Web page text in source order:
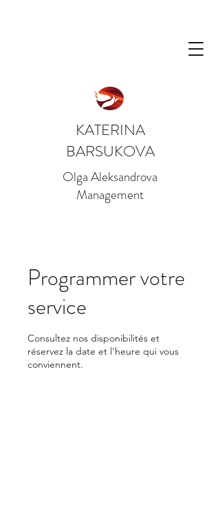
KATERINA
BARSUKOVA
Olga Aleksandrova
Management
Programmer votre
service
Consultez nos disponibilités et
réservez la date et l'heure qui vous
conviennent.